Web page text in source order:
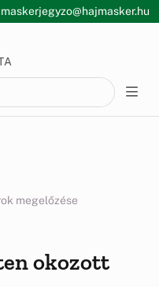
megelőzése
okozott